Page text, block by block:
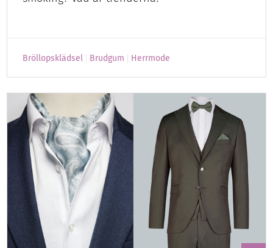
Bröllopsklädsel Brudgum Herrmode